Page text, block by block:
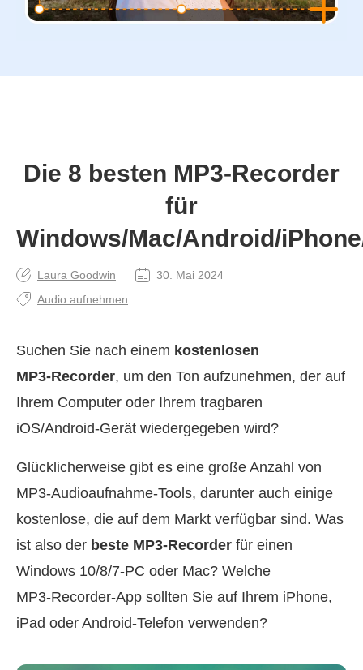
Die 8 besten MP3‑Recorder
für
Windows/Mac/Android/
Laura Goodwin
30. Mai 2024
Audio aufnehmen
Suchen Sie nach einem kostenlosen
MP3‑Recorder, um den Ton aufzunehmen, der auf
Ihrem Computer oder Ihrem tragbaren
iOS/Android‑Gerät wiedergegeben wird?
Glücklicherweise gibt es eine große Anzahl von
MP3‑Audioaufnahme‑Tools, darunter auch einige
kostenlose, die auf dem Markt verfügbar sind. Was
ist also der beste MP3‑Recorder für einen
Windows 10/8/7‑PC oder Mac? Welche
MP3‑Recorder‑App sollten Sie auf Ihrem iPhone,
iPad oder Android‑Telefon verwenden?